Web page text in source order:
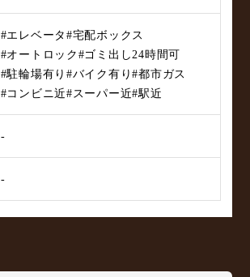
#エレベータ#宅配ボックス
#オートロック#ゴミ出し24時間可
#駐輪場有り#バイク有り#都市ガス
#コンビニ近#スーパー近#駅近
-
-